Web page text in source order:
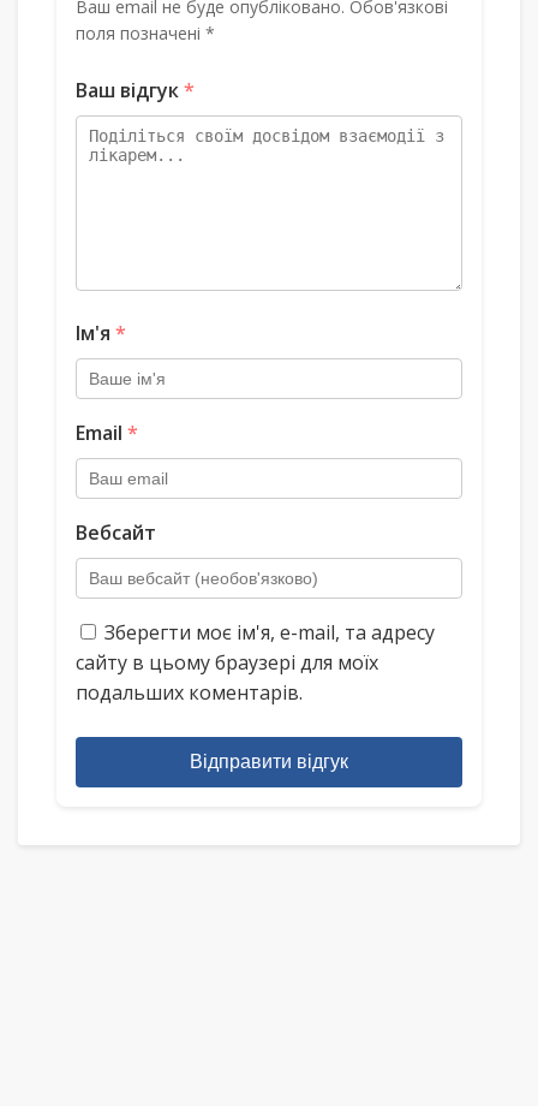
Ваш email не буде опубліковано. Обов'язкові
поля позначені *
Ваш відгук*
Ім'я *
Email *
Вебсайт
Зберегти моє ім'я, e-mail, та адресу
сайту в цьому браузері для моїх
подальших коментарів.
Відправити відгук